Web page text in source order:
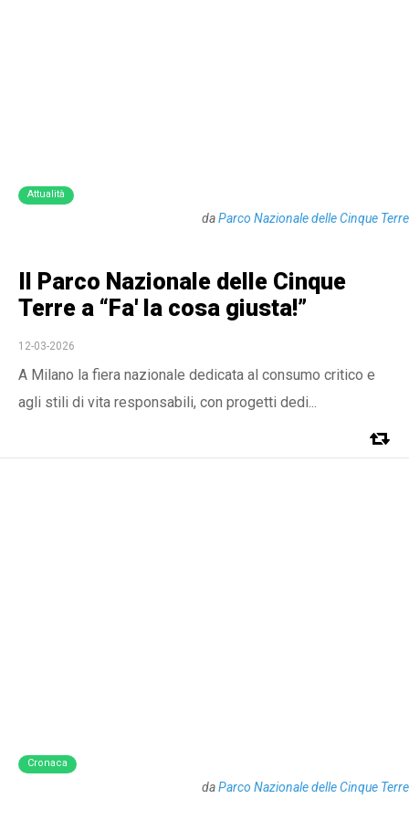
Attualità
daParco Nazionale delle Cinque Terre
Il Parco Nazionale delle Cinque
Terre a “Fa' la cosa giusta!”
12-03-2026
A Milano la fiera nazionale dedicata al consumo critico e
agli stili di vita responsabili, con progetti dedi...
Cronaca
daParco Nazionale delle Cinque Terre